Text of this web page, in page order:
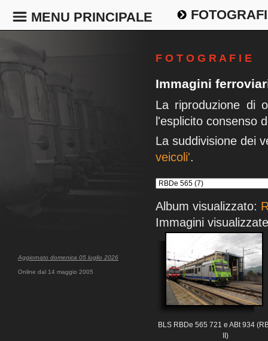
MENU PRINCIPALE
Aggiornato domenica 05 luglio 2026
Online dal 14 maggio 2005
F O T O G R A F I E
Immagini
La riproduzione di
l'esplicito consenso
La suddivisione dei
veicoli'.
Album visualizzato:
Immagini
BLS RBDe 565 721 e ABt 934
II)